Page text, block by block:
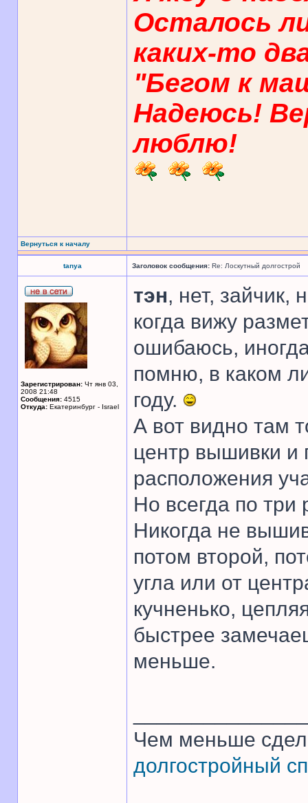
Осталось
каких-то
"Бегом к
Надеюсь!
люблю!
Вернуться к началу
tanya Заголовок сообщения: Re: Лоскутный долгострой
Зарегистрирован: Чт янв 03,
2008 21:48
Сообщения: 4515
Откуда: Екатеринбург - Israel
тэн, нет, зайчик,
когда вижу
ошибаюсь,
помню, в каком
году.
А вот видно там
центр вышивки и
расположения
Но всегда по три
Никогда не
потом второй,
угла или от
кучненько,
быстрее
меньше.
Чем меньше
долгостройный